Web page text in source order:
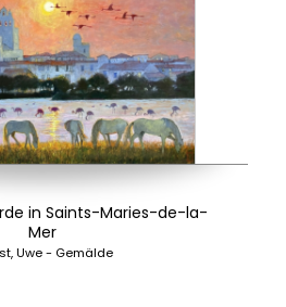
in Saints-Maries-de-la-
Mer
Uwe - Gemälde